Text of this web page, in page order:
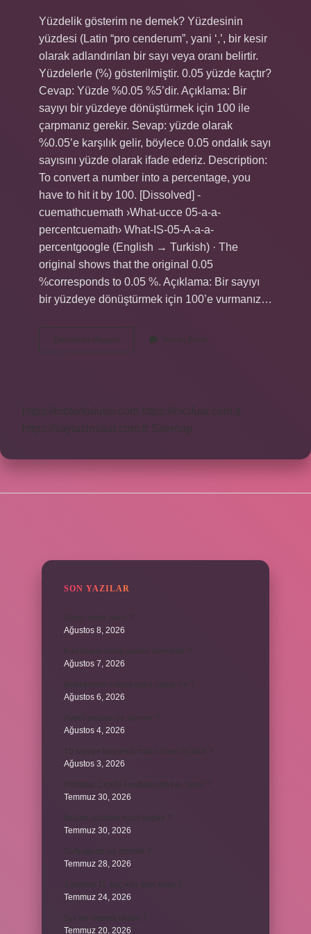
Yüzdelik gösterim ne demek? Yüzdesinin
yüzdesi (Latin “pro cenderum”, yani ‘,’, bir kesir
olarak adlandırılan bir sayı veya oranı belirtir.
Yüzdelerle (%) gösterilmiştir. 0.05 yüzde kaçtır?
Cevap: Yüzde %0.05 %5’dir. Açıklama: Bir
sayıyı bir yüzdeye dönüştürmek için 100 ile
çarpmanız gerekir. Sevap: yüzde olarak
%0.05’e karşılık gelir, böylece 0.05 ondalık sayı
sayısını yüzde olarak ifade ederiz. Description:
To convert a number into a percentage, you
have to hit it by 100. [Dissolved] -
cuemathcuemath ›What-ucce 05-a-a-
percentcuemath› What-IS-05-A-a-a-
percentgoogle (English → Turkish) · The
original shows that the original 0.05
%corresponds to 0.05 %. Açıklama: Bir sayıyı
bir yüzdeye dönüştürmek için 100’e vurmanız…
Devamını okuyun
Yüzdelik
Gösterim
Yorum Bırak
https://motorkulubu.com
https://mcifuar.com.tr
https://saytasinsaat.com.tr Sitemap
SON YAZILAR
Ağustos 8, 2026
Ağustos 7, 2026
Ağustos 6, 2026
Ağustos 4, 2026
Ağustos 3, 2026
Temmuz 30, 2026
Temmuz 30, 2026
Temmuz 28, 2026
Temmuz 24, 2026
Temmuz 20, 2026